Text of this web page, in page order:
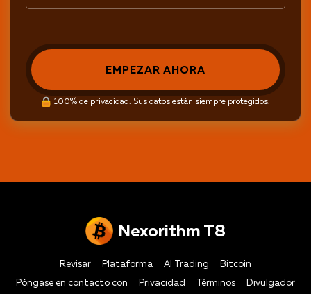
EMPEZAR AHORA
100% de privacidad. Sus datos están siempre protegidos.
Nexorithm T8
Revisar Plataforma AI Trading Bitcoin
Póngase en contacto con Privacidad Términos Divulgador